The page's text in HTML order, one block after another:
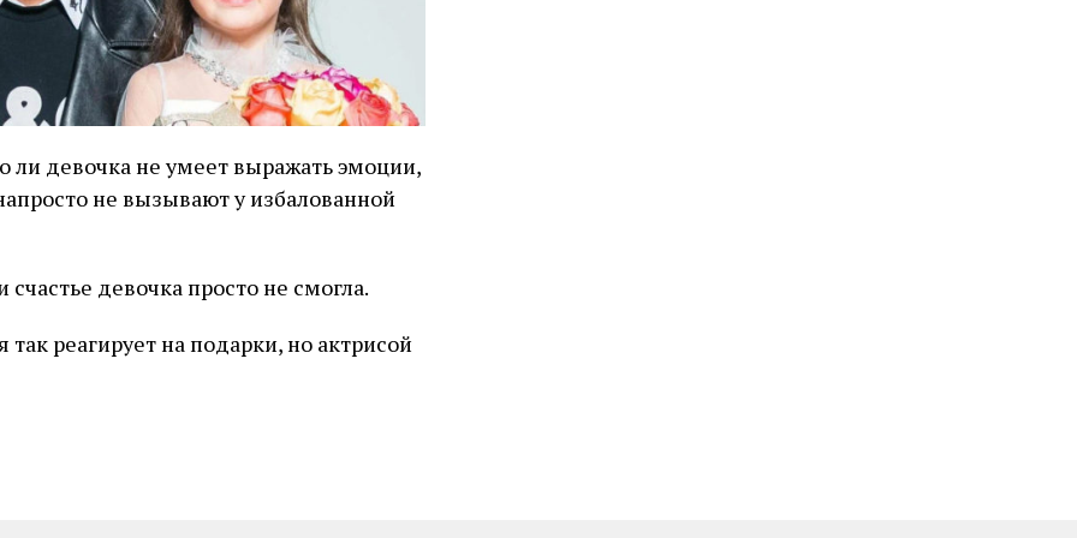
ли девочка не умеет выражать эмоции,
не вызывают у избалованной
девочка просто не смогла.
реагирует на подарки, но актрисой